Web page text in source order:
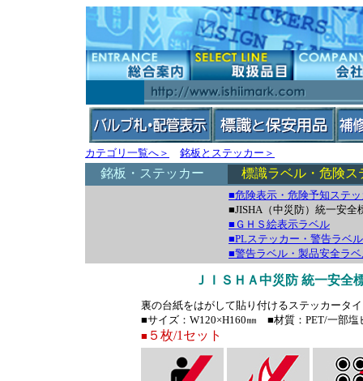
カテゴリ一覧へ＞ 銘板とステッカー＞
銘板・ステッカー 標識ラベル・危険ス
■危険表示・危険予知ステ
■JISHA（中災防）統一安
■ＧＨＳ絵表示ラベル
■PLステッカー・警告ラベル
■警告ラベル・製品安全ラ
ＪＩＳＨＡ中災防 統一安全
裏の台紙をはがして貼り付けるステッカータ
■サイズ：W120×H160㎜ ■材質：PET/一部
■ ５枚/1セット